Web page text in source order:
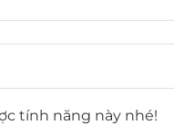
tính năng này nhé!